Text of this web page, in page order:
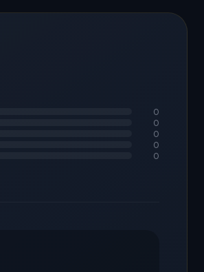
0
0
0
0
0